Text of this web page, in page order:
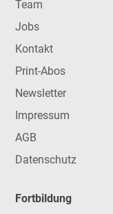
Team
Jobs
Kontakt
Print-Abos
Newsletter
Impressum
AGB
Datenschutz
Fortbildung